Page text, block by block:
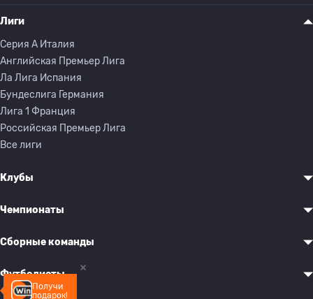
Получи
подарок!
Лиги
Серия A Италия
Английская Премьер Лига
Ла Лига Испания
Бундеслига Германия
Лига 1 Франция
Российская Премьер Лига
Все лиги
Клубы
Чемпионаты
Сборные команды
Футболисты